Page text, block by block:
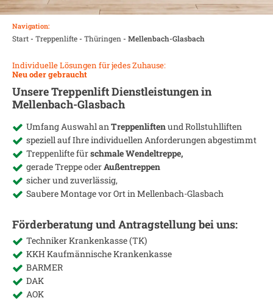
Navigation:
Start- Treppenlifte- Thüringen - Mellenbach-Glasbach
Individuelle Lösungen für jedes Zuhause:
Neu oder gebraucht
Unsere Treppenlift Dienstleistungen in
Mellenbach-Glasbach
Umfang Auswahl anTreppenliftenund Rollstuhlliften
speziell auf Ihre individuellen Anforderungen abgestimmt
Treppenlifte fürschmale Wendeltreppe,
gerade Treppe oderAußentreppen
sicher und zuverlässig,
Saubere Montage vor Ort inMellenbach-Glasbach
Förderberatung und Antragstellung bei uns:
Techniker Krankenkasse (TK)
KKH Kaufmännische Krankenkasse
BARMER
DAK
AOK